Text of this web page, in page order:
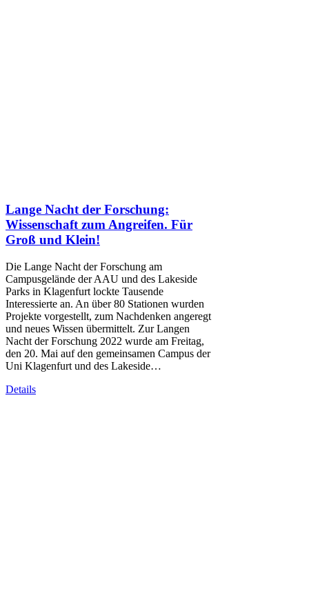
Lange Nacht der Forschung:
Wissenschaft zum Angreifen. Für
Groß und Klein!
Die Lange Nacht der Forschung am
Campusgelände der AAU und des Lakeside
Parks in Klagenfurt lockte Tausende
Interessierte an. An über 80 Stationen wurden
Projekte vorgestellt, zum Nachdenken angeregt
und neues Wissen übermittelt. Zur Langen
Nacht der Forschung 2022 wurde am Freitag,
den 20. Mai auf den gemeinsamen Campus der
Uni Klagenfurt und des Lakeside…
Details